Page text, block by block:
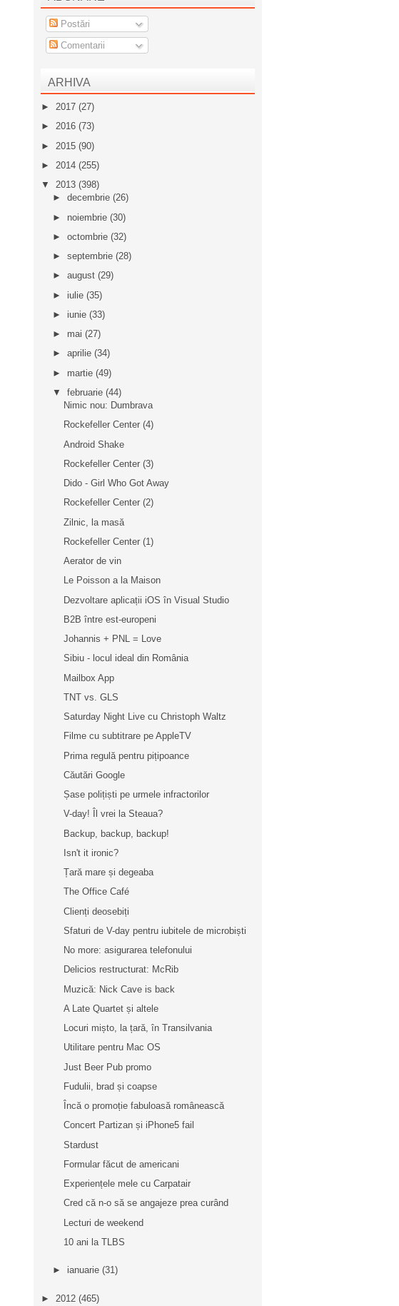
Postări
Comentarii
ARHIVA
► 2017 (27)
► 2016 (73)
► 2015 (90)
► 2014 (255)
▼ 2013 (398)
► decembrie (26)
► noiembrie (30)
► octombrie (32)
► septembrie (28)
► august (29)
► iulie (35)
► iunie (33)
► mai (27)
► aprilie (34)
► martie (49)
▼ februarie (44)
Nimic nou: Dumbrava
Rockefeller Center (4)
Android Shake
Rockefeller Center (3)
Dido - Girl Who Got Away
Rockefeller Center (2)
Zilnic, la masă
Rockefeller Center (1)
Aerator de vin
Le Poisson a la Maison
Dezvoltare aplicații iOS în Visual Studio
B2B între est-europeni
Johannis + PNL = Love
Sibiu - locul ideal din România
Mailbox App
TNT vs. GLS
Saturday Night Live cu Christoph Waltz
Filme cu subtitrare pe AppleTV
Prima regulă pentru pițipoance
Căutări Google
Șase polițiști pe urmele infractorilor
V-day! Îl vrei la Steaua?
Backup, backup, backup!
Isn't it ironic?
Țară mare și degeaba
The Office Café
Clienți deosebiți
Sfaturi de V-day pentru iubitele de microbiști
No more: asigurarea telefonului
Delicios restructurat: McRib
Muzică: Nick Cave is back
A Late Quartet și altele
Locuri mișto, la țară, în Transilvania
Utilitare pentru Mac OS
Just Beer Pub promo
Fudulii, brad și coapse
Încă o promoție fabuloasă românească
Concert Partizan și iPhone5 fail
Stardust
Formular făcut de americani
Experiențele mele cu Carpatair
Cred că n-o să se angajeze prea curând
Lecturi de weekend
10 ani la TLBS
► ianuarie (31)
► 2012 (465)